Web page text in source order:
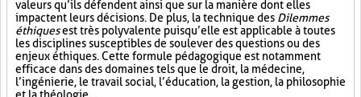
valeurs qu’ils défendent ainsi que sur la manière dont elles
impactent leurs décisions. De plus, la technique des Dilemmes
éthiquesest très polyvalente puisqu’elle est applicable à toutes
les disciplines susceptibles de soulever des questions ou des
enjeux éthiques. Cette formule pédagogique est notamment
efficace dans des domaines tels que le droit, la médecine,
l’ingénierie, le travail social, l’éducation, la gestion, la philosophie